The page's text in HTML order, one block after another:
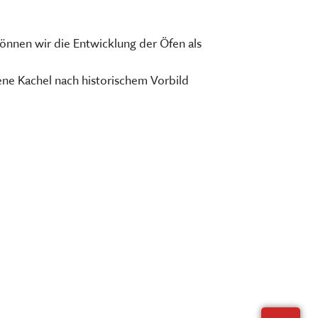
wir die Entwicklung der Öfen als
Kachel nach historischem Vorbild